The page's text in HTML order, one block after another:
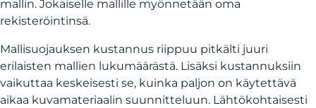
mallin. Jokaiselle mallille myönnetään oma
rekisteröintinsä.
Mallisuojauksen kustannus riippuu pitkälti juuri
erilaisten mallien lukumäärästä. Lisäksi kustannuksiin
vaikuttaa keskeisesti se, kuinka paljon on käytettävä
aikaa kuvamateriaalin suunnitteluun. Lähtökohtaisesti